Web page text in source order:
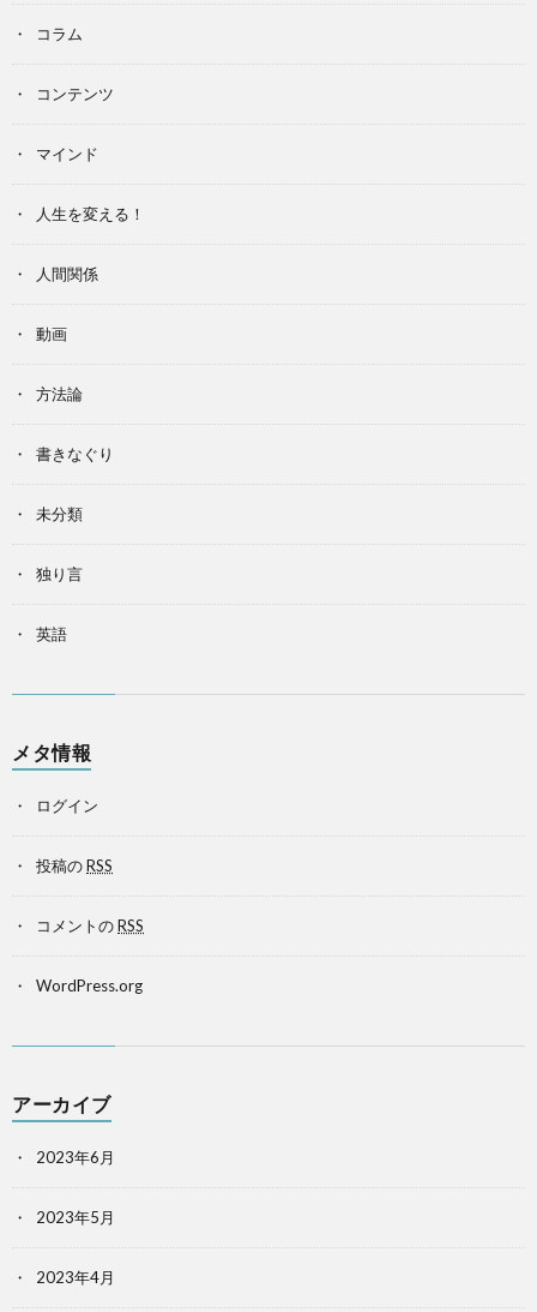
コラム
コンテンツ
マインド
人生を変える！
人間関係
動画
方法論
書きなぐり
未分類
独り言
英語
メタ情報
ログイン
投稿のRSS
コメントのRSS
WordPress.org
アーカイブ
2023年6月
2023年5月
2023年4月